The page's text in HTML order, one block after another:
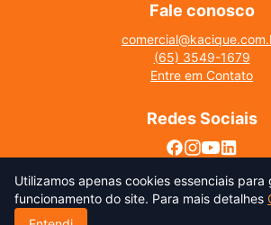
Utilizamos apenas cookies essenciais para
funcionamento do site. Para mais detalhes
Fale conosco
(65) 3549-1679
Entre em Contato
Redes Sociais